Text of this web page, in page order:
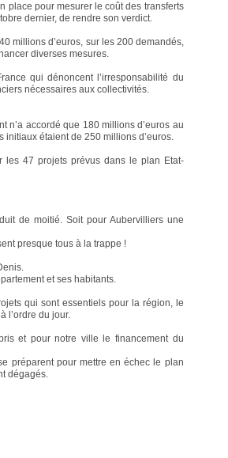
place pour mesurer le coût des transferts
dernier, de rendre son verdict.
millions d’euros, sur les 200 demandés,
diverses mesures.
qui dénoncent l’irresponsabilité du
nécessaires aux collectivités.
n’a accordé que 180 millions d’euros au
étaient de 250 millions d’euros.
les 47 projets prévus dans le plan Etat-
de moitié. Soit pour Aubervilliers une
presque tous à la trappe !
et ses habitants.
qui sont essentiels pour la région, le
l’ordre du jour.
et pour notre ville le financement du
préparent pour mettre en échec le plan
dégagés.